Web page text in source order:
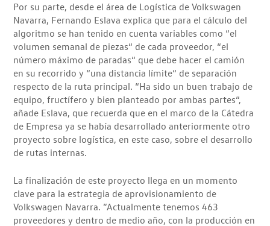
Por su parte, desde el área de Logística de Volkswagen
Navarra, Fernando Eslava explica que para el cálculo del
algoritmo se han tenido en cuenta variables como “el
volumen semanal de piezas“ de cada proveedor, “el
número máximo de paradas“ que debe hacer el camión
en su recorrido y “una distancia límite“ de separación
respecto de la ruta principal. “Ha sido un buen trabajo de
equipo, fructífero y bien planteado por ambas partes“,
añade Eslava, que recuerda que en el marco de la Cátedra
de Empresa ya se había desarrollado anteriormente otro
proyecto sobre logística, en este caso, sobre el desarrollo
de rutas internas.
La finalización de este proyecto llega en un momento
clave para la estrategia de aprovisionamiento de
Volkswagen Navarra. ”Actualmente tenemos 463
proveedores y dentro de medio año, con la producción en